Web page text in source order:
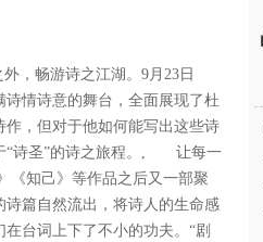
畅游诗之江湖。9月23日
情诗意的舞台，全面展现了杜
，但对于他如何能写出这些诗
“诗圣”的诗之旅程。, 让每一
知己》等作品之后又一部聚
篇自然流出，将诗人的生命感
台词上下了不小的功夫。“剧